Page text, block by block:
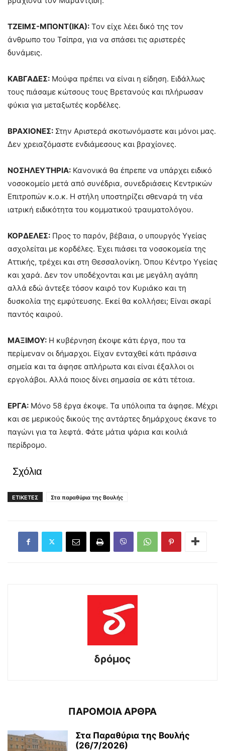
ΤΖΕΙΜΣ-ΜΠΟΝΤ(ΙΚΑ): Τον είχε λέει δικό της τον
άνθρωπο του Τσίπρα, για να σπάσει τις αριστερές
δυνάμεις.
ΚΑΒΓΑΔΕΣ: Μούφα πρέπει να είναι η είδηση. Ειδάλλως
τους πιάσαμε κώτσους τους Βρετανούς και πλήρωσαν
φύκια για μεταξωτές κορδέλες.
ΒΡΑΧΙΟΝΕΣ: Στην Αριστερά σκοτωνόμαστε και μόνοι μας.
Δεν χρειαζόμαστε ενδιάμεσους και βραχίονες.
ΝΟΣΗΛΕΥΤΗΡΙΑ: Κανονικά θα έπρεπε να υπάρχει ειδικό
νοσοκομείο μετά από συνέδρια, συνεδριάσεις Κεντρικών
Επιτροπών κ.ο.κ. Η στήλη υποστηρίζει σθεναρά τη νέα
ιατρική ειδικότητα του κομματικού τραυματολόγου.
ΚΟΡΔΕΛΕΣ: Προς το παρόν, βέβαια, ο υπουργός Υγείας
ασχολείται με κορδέλες. Έχει πιάσει τα νοσοκομεία της
Αττικής, τρέχει και στη Θεσσαλονίκη. Όπου Κέντρο Υγείας
και χαρά. Δεν τον υποδέχονται και με μεγάλη αγάπη
αλλά εδώ άντεξε τόσον καιρό τον Κυριάκο και τη
δυσκολία της εμφύτευσης. Εκεί θα κολλήσει; Είναι σκαρί
παντός καιρού.
ΜΑΞΙΜΟΥ: Η κυβέρνηση έκοψε κάτι έργα, που τα
περίμεναν οι δήμαρχοι. Είχαν ενταχθεί κάτι πράσινα
σημεία και τα άφησε απλήρωτα και είναι έξαλλοι οι
εργολάβοι. Αλλά ποιος δίνει σημασία σε κάτι τέτοια.
ΕΡΓΑ: Μόνο 58 έργα έκοψε. Τα υπόλοιπα τα άφησε. Μέχρι
και σε μερικούς δικούς της αντάρτες δημάρχους έκανε το
παγώνι για τα λεφτά. Φάτε μάτια ψάρια και κοιλιά
περίδρομο.
Σχόλια
ΕΤΙΚΕΤΕΣ Στα παραθύρια της Βουλής
δρόμος
ΠΑΡΟΜΟΙΑ ΑΡΘΡΑ
Στα Παραθύρια της Βουλής
(26/7/2026)